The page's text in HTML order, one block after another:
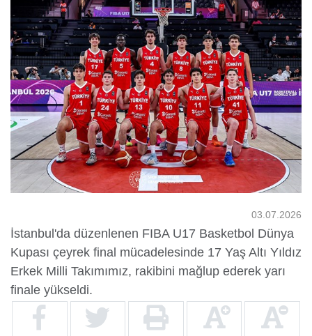
03.07.2026
İstanbul'da düzenlenen FIBA U17 Basketbol Dünya
Kupası çeyrek final mücadelesinde 17 Yaş Altı Yıldız
Erkek Milli Takımımız, rakibini mağlup ederek yarı
finale yükseldi.
Kredi/Yurt E-
Ödeme
Kredi Borcu
Sorgula
Kredi/Bursum
Yattı mı?
Yurtdışı